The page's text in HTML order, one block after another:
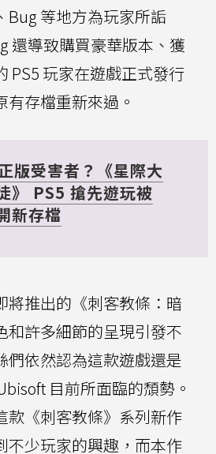
Bug 等地方為玩家所詬
還導致購買豪華版本、獲
PS5 玩家在遊戲正式發行
存檔重新來過。
版受害者？《星際大
》 PS5 搶先遊玩被
新存檔
將推出的《刺客教條：暗
和許多細節的呈現引發不
們依然認為這款遊戲還是
目前所面臨的頹勢。
款《刺客教條》系列新作
不少玩家的興趣，而本作